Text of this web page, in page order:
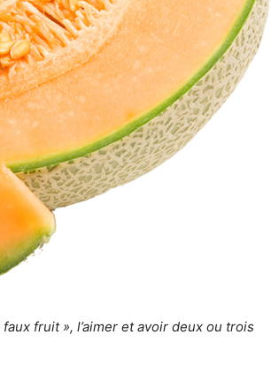
fruit », l’aimer et avoir deux ou trois